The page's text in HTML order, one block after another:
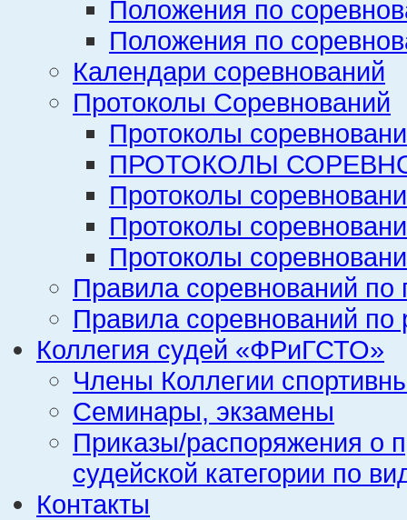
Положения по
Положения по
Календари соревнований
Протоколы Соревнований
Протоколы
ПРОТОКОЛЫ
Протоколы
Протоколы
Протоколы
Правила соревнований по
Правила соревнований по
Коллегия судей «ФРиГСТО»
Члены Коллегии
Семинары, экзамены
Приказы/распоряжения о
судейской категории по
Контакты